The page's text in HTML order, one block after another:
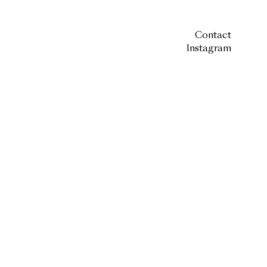
Contact
Instagram